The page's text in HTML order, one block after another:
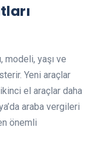
modeli, yaşı ve
Yeni araçlar
el araçlar daha
araba vergileri
önemli